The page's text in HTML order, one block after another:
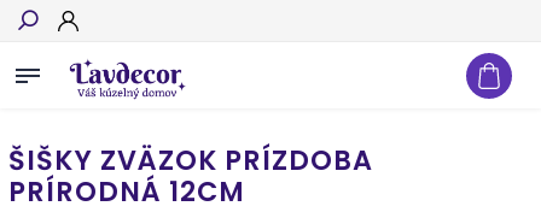
Hľadať
ŠIŠKY ZVÄZOK PRÍZDOBA
PRÍRODNÁ 12CM